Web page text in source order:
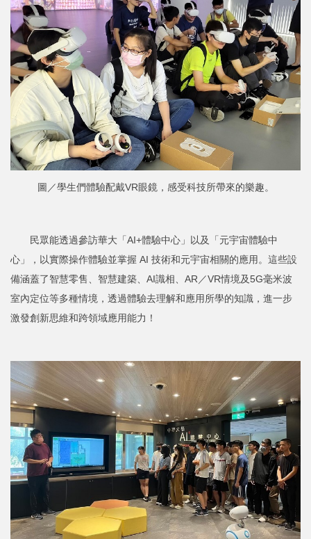
圖／學生們體驗配戴VR眼鏡，感受科技所帶來的樂趣。
民眾能透過參訪華大「AI+體驗中心」以及「元宇宙體驗中
心」，以實際操作體驗並掌握 AI 技術和元宇宙相關的應用。這些設
備涵蓋了智慧零售、智慧建築、AI識相、AR／VR情境及5G毫米波
室內定位等多種情境，透過體驗去理解和應用所學的知識，進一步
激發創新思維和跨領域應用能力！